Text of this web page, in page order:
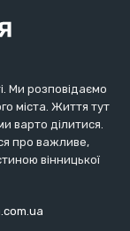
Ми розповідаємо
міста. Життя тут
варто ділитися.
про важливе,
вінницької